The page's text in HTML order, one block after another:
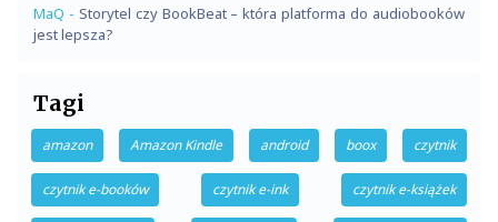
MaQ - Storytel czy BookBeat – która platforma do audiobooków
jest lepsza?
Tagi
amazon Amazon Kindle android boox czytnik
czytnik e-booków czytnik e-ink czytnik e-książek